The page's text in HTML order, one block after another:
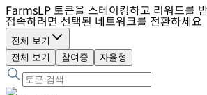
FarmsLP 토큰을 스테이킹하고 리워드를
접속하려면 선택된 네트워크를 전환하세요
전체 보기
전체 보기
참여중 자율형